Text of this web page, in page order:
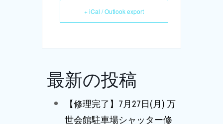
+ iCal / Outlook export
最新の投稿
【修理完了】7月27日(月) 万
世会館駐車場シャッター修